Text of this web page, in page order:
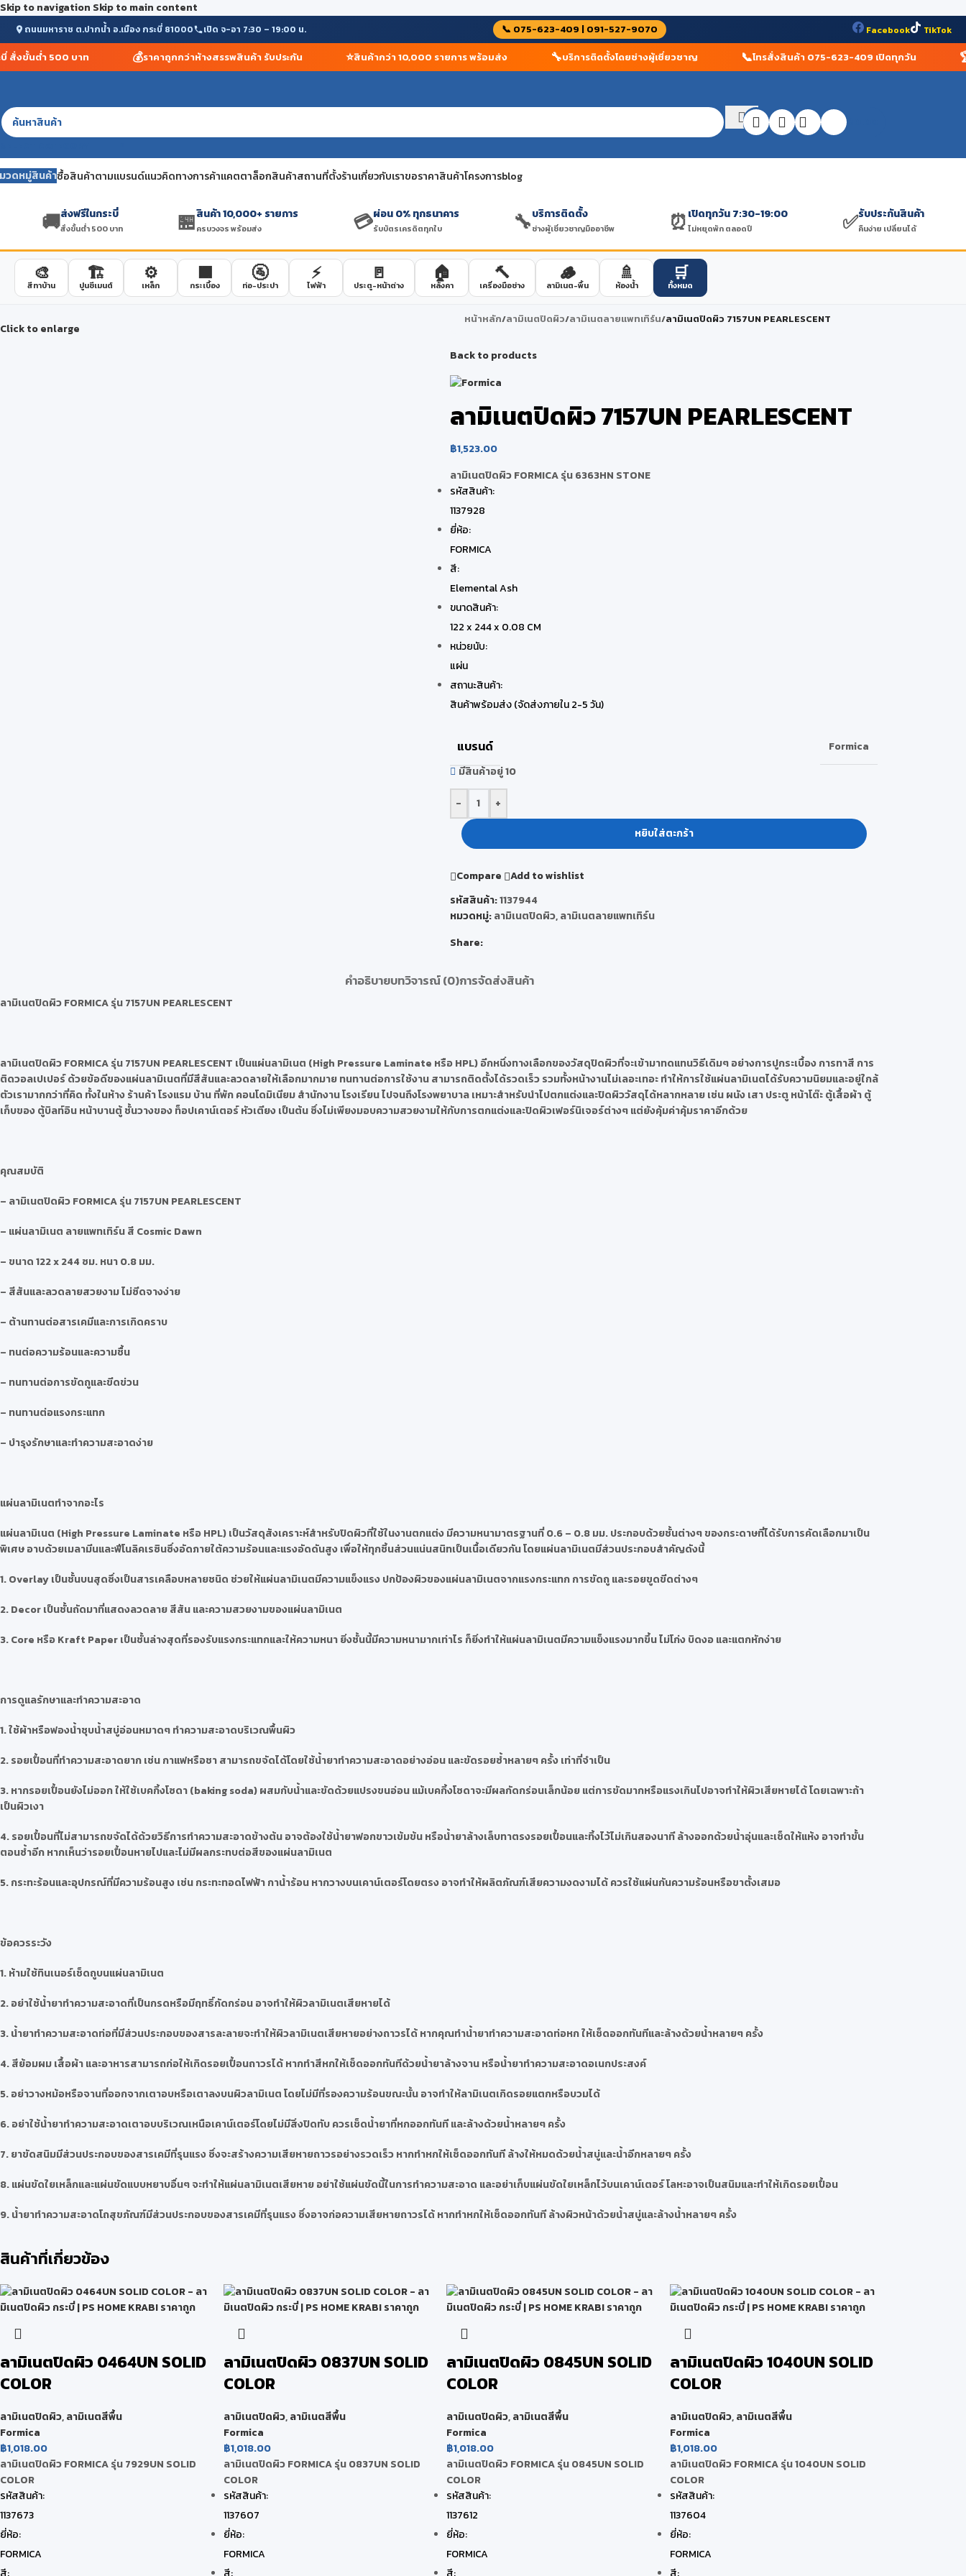
Skip to navigation Skip to main content
ถนนมหาราช ต.ปากน้ำ อ.เมือง กระบี่ 81000 เปิด จ-อา 7:30 – 19:00 น. 📞 075-623-409 | 091-527-9070 Facebook TikTok
ขั้นต่ำ 500 บาท ราคาถูกกว่าห้างสรรพสินค้า รับประกัน สินค้ากว่า 10,000 รายการ พร้อมส่ง บริการติดตั้งโดยช่างผู้เชี่ยวชาญ โทรสั่งสินค้า 075-623-409 เปิดทุกวัน
วดหมู่สินค้าซื้อสินค้าตามแบรนด์แนวคิดทางการค้าแคตตาล็อกสินค้าสถานที่ตั้งร้านเกี่ยวกับเราขอราคาสินค้าโครงการblog
🚚ส่งฟรีในกระบี่
สั่งขั้นต่ำ 500 บาท 🏪สินค้า 10,000+ รายการ
ครบวงจร พร้อมส่ง 💳ผ่อน 0% ทุกธนาคาร
รับบัตรเครดิตทุกใบ 🔧บริการติดตั้ง
ช่างผู้เชี่ยวชาญมืออาชีพ ⏰เปิดทุกวัน 7:30-19:00
ไม่หยุดพัก ตลอดปี ✅รับประกันสินค้า
คืนง่าย เปลี่ยนได้
🎨
สีทาบ้าน
🏗️
ปูนซีเมนต์
⚙️
เหล็ก
🟫
กระเบื้อง
🚰
ท่อ-ประปา
⚡
ไฟฟ้า
🚪
ประตู-หน้าต่าง
🏠
หลังคา
🔨
เครื่องมือช่าง
🪵
ลามิเนต-พื้น
🚿
ห้องน้ำ
🛒
ทั้งหมด
Click to enlarge
หน้าหลัก/ลามิเนตปิดผิว/ลามิเนตลายแพทเทิร์น/ลามิเนตปิดผิว 7157UN PEARLESCENT
Back to products
ลามิเนตปิดผิว 7157UN PEARLESCENT
฿1,523.00
ลามิเนตปิดผิว FORMICA รุ่น 6363HN STONE
รหัสสินค้า:
1137928
ยี่ห้อ:
FORMICA
สี:
Elemental Ash
ขนาดสินค้า:
122 x 244 x 0.08 CM
หน่วยนับ:
แผ่น
สถานะสินค้า:
สินค้าพร้อมส่ง (จัดส่งภายใน 2-5 วัน)
แบรนด์
Formica
มีสินค้าอยู่ 10
-
+
หยิบใส่ตะกร้า
Compare
Add to wishlist
รหัสสินค้า:1137944
หมวดหมู่:ลามิเนตปิดผิว,ลามิเนตลายแพทเทิร์น
Share:
คำอธิบายบทวิจารณ์ (0)การจัดส่งสินค้า
ลามิเนตปิดผิวFORMICA รุ่น 7157UN PEARLESCENT
ลามิเนตปิดผิวFORMICA รุ่น 7157UN PEARLESCENT เป็นแผ่นลามิเนต (High Pressure Laminate หรือ HPL) อีกหนึ่งทางเลือกของวัสดุปิดผิวที่จะเข้ามาทดแทนวิธีเดิมๆ อย่างการปูกระเบื้อง การทาสี การ
ติดวอลเปเปอร์ ด้วยข้อดีของแผ่นลามิเนตที่มีสีสันและลวดลายให้เลือกมากมาย ทนทานต่อการใช้งาน สามารถติดตั้งได้รวดเร็ว รวมทั้งหน้างานไม่เลอะเทอะ ทำให้การใช้แผ่นลามิเนตได้รับความนิยมและอยู่ใกล้
ตัวเรามากกว่าที่คิด ทั้งในห้าง ร้านค้า โรงแรม บ้าน ที่พัก คอนโดมิเนียม สำนักงาน โรงเรียน ไปจนถึงโรงพยาบาล เหมาะสำหรับนำไปตกแต่งและปิดผิววัสดุได้หลากหลาย เช่น ผนัง เสา ประตู หน้าโต๊ะ ตู้เสื้อผ้า ตู้
เก็บของ ตู้บิลท์อิน หน้าบานตู้ ชั้นวางของ ท็อปเคาน์เตอร์ หัวเตียง เป็นต้น ซึ่งไม่เพียงมอบความสวยงามให้กับการตกแต่งและปิดผิวเฟอร์นิเจอร์ต่างๆ แต่ยังคุ้มค่าคุ้มราคาอีกด้วย
คุณสมบัติ
– ลามิเนตปิดผิว FORMICA รุ่น 7157UN PEARLESCENT
– แผ่นลามิเนต ลายแพทเทิร์น สี Cosmic Dawn
– ขนาด 122 x 244 ซม. หนา 0.8 มม.
– สีสันและลวดลายสวยงาม ไม่ซีดจางง่าย
– ต้านทานต่อสารเคมีและการเกิดคราบ
– ทนต่อความร้อนและความชื้น
– ทนทานต่อการขัดถูและขีดข่วน
– ทนทานต่อแรงกระแทก
– บำรุงรักษาและทำความสะอาดง่าย
แผ่นลามิเนตทำจากอะไร
แผ่นลามิเนต (High Pressure Laminate หรือ HPL) เป็นวัสดุสังเคราะห์สำหรับปิดผิวที่ใช้ในงานตกแต่ง มีความหนามาตรฐานที่ 0.6 – 0.8 มม. ประกอบด้วยชั้นต่างๆ ของกระดาษที่ได้รับการคัดเลือกมาเป็น
พิเศษ อาบด้วยเมลามีนและฟีโนลิคเรซินซึ่งอัดภายใต้ความร้อนและแรงอัดดันสูง เพื่อให้ทุกชิ้นส่วนแน่นสนิทเป็นเนื้อเดียวกัน โดยแผ่นลามิเนตมีส่วนประกอบสำคัญดังนี้
1. Overlay เป็นชั้นบนสุดซึ่งเป็นสารเคลือบหลายชนิด ช่วยให้แผ่นลามิเนตมีความแข็งแรง ปกป้องผิวของแผ่นลามิเนตจากแรงกระแทก การขัดถู และรอยขูดขีดต่างๆ
2. Decor เป็นชั้นถัดมาที่แสดงลวดลาย สีสัน และความสวยงามของแผ่นลามิเนต
3. Core หรือ Kraft Paper เป็นชั้นล่างสุดที่รองรับแรงกระแทกและให้ความหนา ยิ่งชั้นนี้มีความหนามากเท่าไร ก็ยิ่งทำให้แผ่นลามิเนตมีความแข็งแรงมากขึ้น ไม่โก่ง บิดงอ และแตกหักง่าย
การดูแลรักษาและทำความสะอาด
1. ใช้ผ้าหรือฟองน้ำชุบน้ำสบู่อ่อนหมาดๆ ทำความสะอาดบริเวณพื้นผิว
2. รอยเปื้อนที่ทำความสะอาดยาก เช่น กาแฟหรือชา สามารถขจัดได้โดยใช้น้ำยาทำความสะอาดอย่างอ่อน และขัดรอยซ้ำหลายๆ ครั้ง เท่าที่จำเป็น
3. หากรอยเปื้อนยังไม่ออก ให้ใช้เบคกิ้งโซดา (baking soda) ผสมกับน้ำและขัดด้วยแปรงขนอ่อน แม้เบคกิ้งโซดาจะมีผลกัดกร่อนเล็กน้อย แต่การขัดมากหรือแรงเกินไปอาจทำให้ผิวเสียหายได้ โดยเฉพาะถ้า
เป็นผิวเงา
4. รอยเปื้อนที่ไม่สามารถขจัดได้ด้วยวิธีการทำความสะอาดข้างต้น อาจต้องใช้น้ำยาฟอกขาวเข้มข้น หรือน้ำยาล้างเล็บทาตรงรอยเปื้อนและทิ้งไว้ไม่เกินสองนาที ล้างออกด้วยน้ำอุ่นและเช็ดให้แห้ง อาจทำขั้น
ตอนซ้ำอีก หากเห็นว่ารอยเปื้อนหายไปและไม่มีผลกระทบต่อสีของแผ่นลามิเนต
5. กระทะร้อนและอุปกรณ์ที่มีความร้อนสูง เช่น กระทะทอดไฟฟ้า กาน้ำร้อน หากวางบนเคาน์เตอร์โดยตรง อาจทำให้ผลิตภัณฑ์เสียความงดงามได้ ควรใช้แผ่นกันความร้อนหรือขาตั้งเสมอ
ข้อควรระวัง
1. ห้ามใช้ทินเนอร์เช็ดถูบนแผ่นลามิเนต
2. อย่าใช้น้ำยาทำความสะอาดที่เป็นกรดหรือมีฤทธิ์กัดกร่อน อาจทำให้ผิวลามิเนตเสียหายได้
3. น้ำยาทำความสะอาดท่อที่มีส่วนประกอบของสารละลายจะทำให้ผิวลามิเนตเสียหายอย่างถาวรได้ หากคุณทำน้ำยาทำความสะอาดท่อหก ให้เช็ดออกทันทีและล้างด้วยน้ำหลายๆ ครั้ง
4. สีย้อมผม เสื้อผ้า และอาหารสามารถก่อให้เกิดรอยเปื้อนถาวรได้ หากทำสีหกให้เช็ดออกทันทีด้วยน้ำยาล้างจาน หรือน้ำยาทำความสะอาดอเนกประสงค์
5. อย่าวางหม้อหรือจานที่ออกจากเตาอบหรือเตาลงบนผิวลามิเนต โดยไม่มีที่รองความร้อนขณะนั้น อาจทำให้ลามิเนตเกิดรอยแตกหรือบวมได้
6. อย่าใช้น้ำยาทำความสะอาดเตาอบบริเวณเหนือเคาน์เตอร์โดยไม่มีสิ่งปิดทับ ควรเช็ดน้ำยาที่หกออกทันที และล้างด้วยน้ำหลายๆ ครั้ง
7. ยาขัดสนิมมีส่วนประกอบของสารเคมีที่รุนแรง ซึ่งจะสร้างความเสียหายถาวรอย่างรวดเร็ว หากทำหกให้เช็ดออกทันที ล้างให้หมดด้วยน้ำสบู่และน้ำอีกหลายๆ ครั้ง
8. แผ่นขัดใยเหล็กและแผ่นขัดแบบหยาบอื่นๆ จะทำให้แผ่นลามิเนตเสียหาย อย่าใช้แผ่นขัดนี้ในการทำความสะอาด และอย่าเก็บแผ่นขัดใยเหล็กไว้บนเคาน์เตอร์ โลหะอาจเป็นสนิมและทำให้เกิดรอยเปื้อน
9. น้ำยาทำความสะอาดโถสุขภัณฑ์มีส่วนประกอบของสารเคมีที่รุนแรง ซึ่งอาจก่อความเสียหายถาวรได้ หากทำหกให้เช็ดออกทันที ล้างผิวหน้าด้วยน้ำสบู่และล้างน้ำหลายๆ ครั้ง
สินค้าที่เกี่ยวข้อง
ลามิเนตปิดผิว 0464UN SOLID
COLOR
ลามิเนตปิดผิว,ลามิเนตสีพื้น
Formica
฿1,018.00
ลามิเนตปิดผิว FORMICA รุ่น 7929UN SOLID
COLOR
รหัสสินค้า:
1137673
ยี่ห้อ:
FORMICA
ลามิเนตปิดผิว 0837UN SOLID
COLOR
ลามิเนตปิดผิว, ลามิเนตสีพื้น
Formica
฿1,018.00
ลามิเนตปิดผิว FORMICA รุ่น 0837UN SOLID
COLOR
รหัสสินค้า:
1137607
ยี่ห้อ:
FORMICA
ลามิเนตปิดผิว 0845UN SOLID
COLOR
ลามิเนตปิดผิว,ลามิเนตสีพื้น
Formica
฿1,018.00
ลามิเนตปิดผิว FORMICA รุ่น 0845UN SOLID
COLOR
รหัสสินค้า:
1137612
ยี่ห้อ:
FORMICA
ลามิเนตปิดผิว 1040UN SOLID
COLOR
ลามิเนตปิดผิว, ลามิเนตสีพื้น
Formica
฿1,018.00
ลามิเนตปิดผิว FORMICA รุ่น 1040UN SOLID
COLOR
รหัสสินค้า:
1137604
ยี่ห้อ:
FORMICA